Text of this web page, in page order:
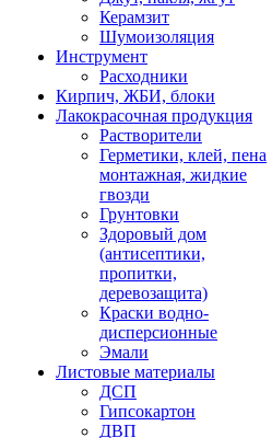
Керамзит
Шумоизоляция
Инструмент
Расходники
Кирпич, ЖБИ, блоки
Лакокрасочная продукция
Растворители
Герметики, клей, пена
монтажная, жидкие
гвозди
Грунтовки
Здоровый дом
(антисептики,
пропитки,
деревозащита)
Краски водно-
дисперсионные
Эмали
Листовые материалы
ДСП
Гипсокартон
ДВП